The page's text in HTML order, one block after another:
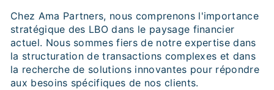
Chez Ama Partners, nous comprenons l'importance
stratégique des LBO dans le paysage financier
actuel. Nous sommes fiers de notre expertise dans
la structuration de transactions complexes et dans
la recherche de solutions innovantes pour répondre
aux besoins spécifiques de nos clients.